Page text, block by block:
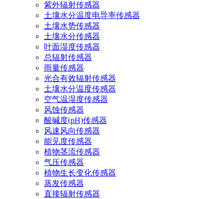
紫外辐射传感器
土壤水分温度电导率传感器
土壤水势传感器
土壤水分传感器
叶面湿度传感器
总辐射传感器
雨量传感器
光合有效辐射传感器
土壤水分温度传感器
空气温湿度传感器
风蚀传感器
酸碱度(pH)传感器
风速风向传感器
能见度传感器
植物茎流传感器
气压传感器
植物生长变化传感器
蒸发传感器
直接辐射传感器